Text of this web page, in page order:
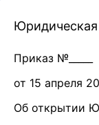
Юридическая
Приказ №_____
от 15 апреля
Об открытии